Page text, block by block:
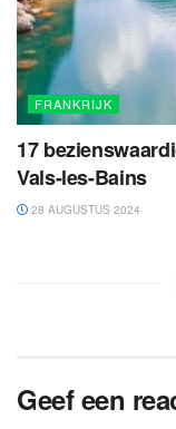
FRANKRIJK
17
Vals-les-Bains
28 AUGUSTUS 2024
Geef een